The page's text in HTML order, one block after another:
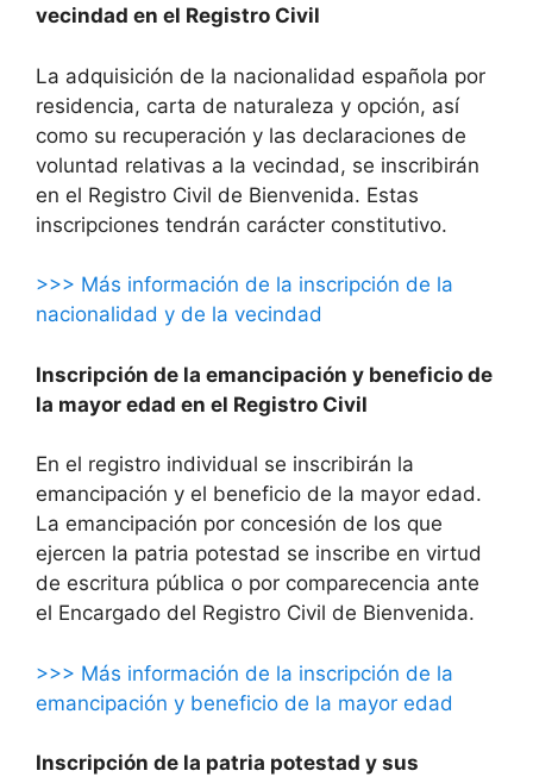
vecindad en el Registro Civil
La adquisición de la nacionalidad española por
residencia, carta de naturaleza y opción, así
como su recuperación y las declaraciones de
voluntad relativas a la vecindad, se inscribirán
en el Registro Civil de Bienvenida. Estas
inscripciones tendrán carácter constitutivo.
>>> Más información de la inscripción de la
nacionalidad y de la vecindad
Inscripción de la emancipación y beneficio de
la mayor edad en el Registro Civil
En el registro individual se inscribirán la
emancipación y el beneficio de la mayor edad.
La emancipación por concesión de los que
ejercen la patria potestad se inscribe en virtud
de escritura pública o por comparecencia ante
el Encargado del Registro Civil de Bienvenida.
>>> Más información de la inscripción de la
emancipación y beneficio de la mayor edad
Inscripción de la patria potestad y sus